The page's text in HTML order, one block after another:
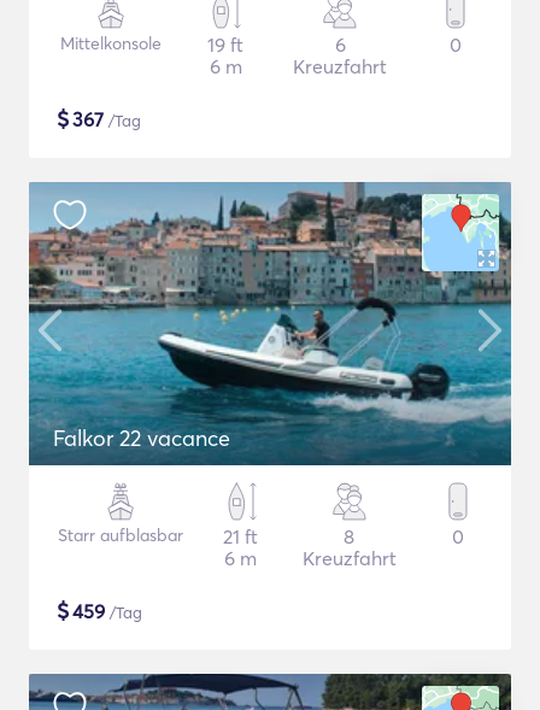
Mittelkonsole
19 ft
6 m
6
Kreuzfahrt
0
$367 /Tag
Falkor 22 vacance
Starr aufblasbar
21 ft
6 m
8
Kreuzfahrt
0
$459 /Tag